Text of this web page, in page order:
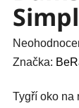
Průměrné
hodnocení
je
Značka:
Tygří oko na